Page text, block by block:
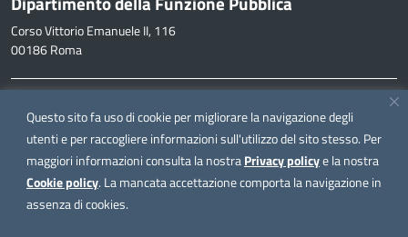
Questo sito fa uso di cookie per migliorare la navigazione degli
utenti e per raccogliere informazioni sull'utilizzo del sito stesso. Per
maggiori informazioni consulta la nostraPrivacy policye la nostra
Cookie policy. La mancata accettazione comporta la navigazione in
assenza di cookies.
Corso Vittorio Emanuele II, 116
00186 Roma
inpa@funzionepubblica.it
FAQ
FAQ – Domande e risposte